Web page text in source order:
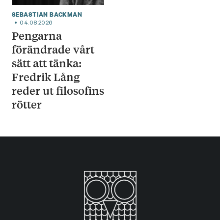
SEBASTIAN BACKMAN
04.08.2026
Pengarna
förändrade vårt
sätt att tänka:
Fredrik Lång
reder ut filosofins
rötter